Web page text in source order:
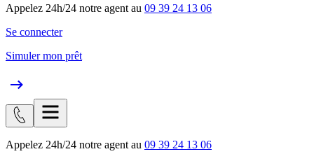
Appelez 24h/24 notre agent au 09 39 24 13 06
Se connecter
Simuler mon prêt
Appelez 24h/24 notre agent au 09 39 24 13 06